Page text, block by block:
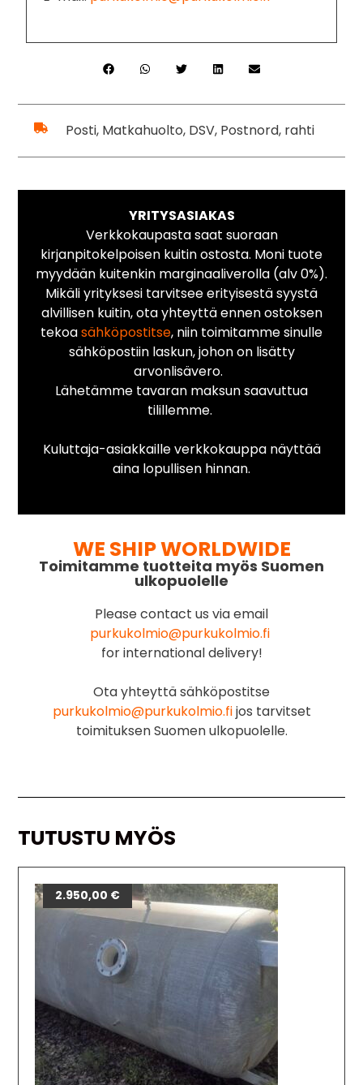
Posti, Matkahuolto, DSV, Postnord, rahti
YRITYSASIAKAS
Verkkokaupasta saat suoraan
kirjanpitokelpoisen kuitin ostosta. Moni tuote
myydään kuitenkin marginaaliverolla (alv 0%).
Mikäli yrityksesi tarvitsee erityisestä syystä
alvillisen kuitin, ota yhteyttä ennen ostoksen
tekoasähköpostitse, niin toimitamme sinulle
sähköpostiin laskun, johon on lisätty
arvonlisävero.
Lähetämme tavaran maksun saavuttua
tilillemme.
Kuluttaja-asiakkaille verkkokauppa näyttää
aina lopullisen hinnan.
WE SHIP WORLDWIDE
Toimitamme tuotteita myös Suomen
ulkopuolelle
Please contact us via email
purkukolmio@purkukolmio.fi
for international delivery!
Ota yhteyttä sähköpostitse
purkukolmio@purkukolmio.fijos tarvitset
toimituksen Suomen ulkopuolelle.
TUTUSTU MYÖS
2.950,00 €